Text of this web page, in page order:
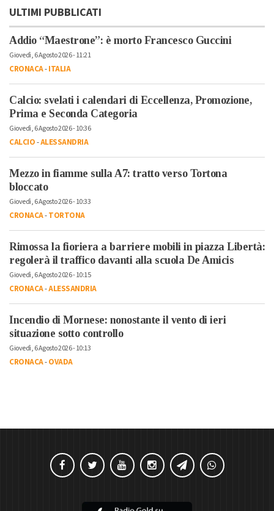
ULTIMI PUBBLICATI
Addio “Maestrone”: è morto Francesco Guccini
Giovedì, 6 Agosto 2026 - 11:21
CRONACA-ITALIA
Calcio: svelati i calendari di Eccellenza, Promozione,
Prima e Seconda Categoria
Giovedì, 6 Agosto 2026 - 10:36
CALCIO-ALESSANDRIA
Mezzo in fiamme sulla A7: tratto verso Tortona
bloccato
Giovedì, 6 Agosto 2026 - 10:33
CRONACA-TORTONA
Rimossa la fioriera a barriere mobili in piazza Libertà:
regolerà il traffico davanti alla scuola De Amicis
Giovedì, 6 Agosto 2026 - 10:15
CRONACA-ALESSANDRIA
Incendio di Mornese: nonostante il vento di ieri
situazione sotto controllo
Giovedì, 6 Agosto 2026 - 10:13
CRONACA-OVADA